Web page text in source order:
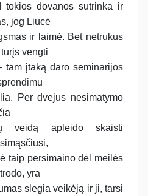
tokios dovanos sutrinka ir
jog Liucė
ir laimė. Bet netrukus
vengti
tam įtaką daro seminarijos
Per dvejus nesimatymo
veidą apleido skaisti
taip persimaino dėl meilės
yra
slegia veikėją ir ji, tarsi